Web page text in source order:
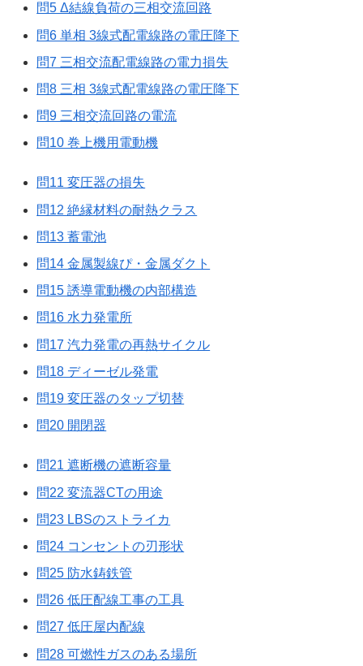
問5 Δ結線負荷の三相交流回路
問6 単相 3線式配電線路の電圧降下
問7 三相交流配電線路の電力損失
問8 三相 3線式配電線路の電圧降下
問9 三相交流回路の電流
問10 巻上機用電動機
問11 変圧器の損失
問12 絶縁材料の耐熱クラス
問13 蓄電池
問14 金属製線ぴ・金属ダクト
問15 誘導電動機の内部構造
問16 水力発電所
問17 汽力発電の再熱サイクル
問18 ディーゼル発電
問19 変圧器のタップ切替
問20 開閉器
問21 遮断機の遮断容量
問22 変流器CTの用途
問23 LBSのストライカ
問24 コンセントの刃形状
問25 防水鋳鉄管
問26 低圧配線工事の工具
問27 低圧屋内配線
問28 可燃性ガスのある場所